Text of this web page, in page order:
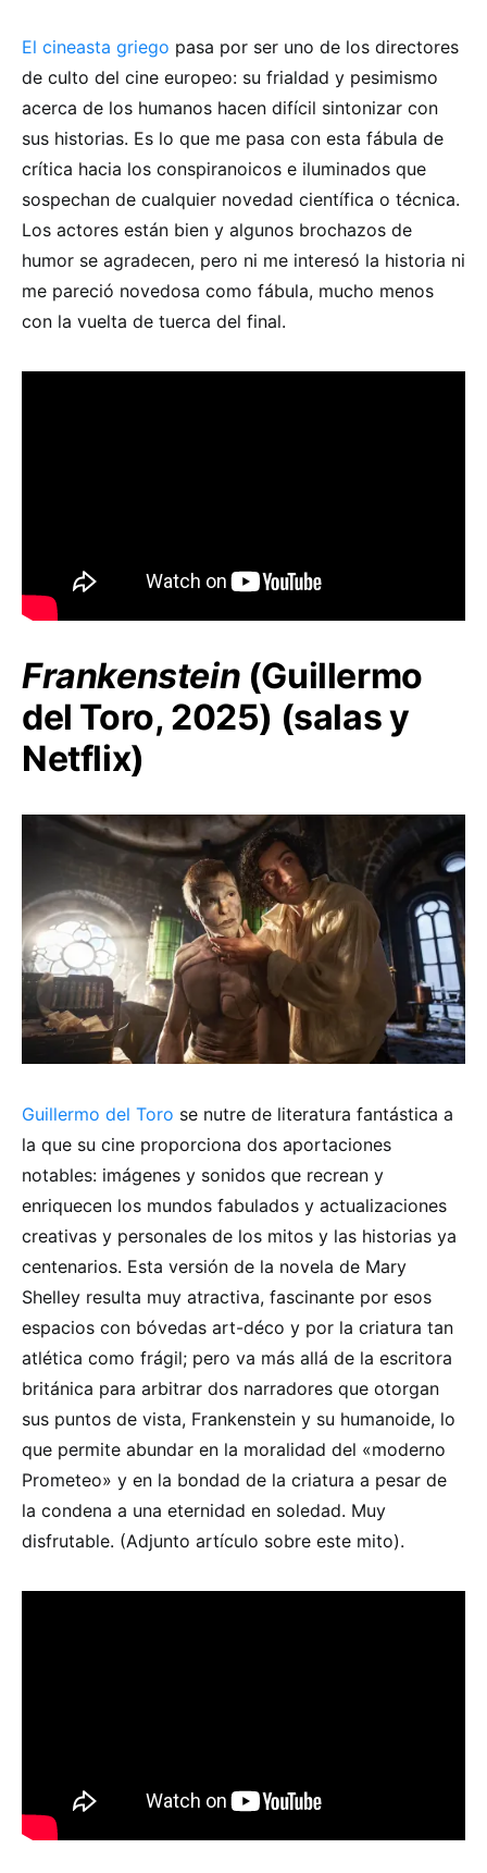
El cineasta griego pasa por ser uno de los directores
de culto del cine europeo: su frialdad y pesimismo
acerca de los humanos hacen difícil sintonizar con
sus historias. Es lo que me pasa con esta fábula de
crítica hacia los conspiranoicos e iluminados que
sospechan de cualquier novedad científica o técnica.
Los actores están bien y algunos brochazos de
humor se agradecen, pero ni me interesó la historia ni
me pareció novedosa como fábula, mucho menos
con la vuelta de tuerca del final.
Frankenstein (Guillermo
del Toro, 2025) (salas y
Netflix)
Guillermo del Toro se nutre de literatura fantástica a
la que su cine proporciona dos aportaciones
notables: imágenes y sonidos que recrean y
enriquecen los mundos fabulados y actualizaciones
creativas y personales de los mitos y las historias ya
centenarios. Esta versión de la novela de Mary
Shelley resulta muy atractiva, fascinante por esos
espacios con bóvedas art-déco y por la criatura tan
atlética como frágil; pero va más allá de la escritora
británica para arbitrar dos narradores que otorgan
sus puntos de vista, Frankenstein y su humanoide, lo
que permite abundar en la moralidad del «moderno
Prometeo» y en la bondad de la criatura a pesar de
la condena a una eternidad en soledad. Muy
disfrutable. (Adjunto artículo sobre este mito).